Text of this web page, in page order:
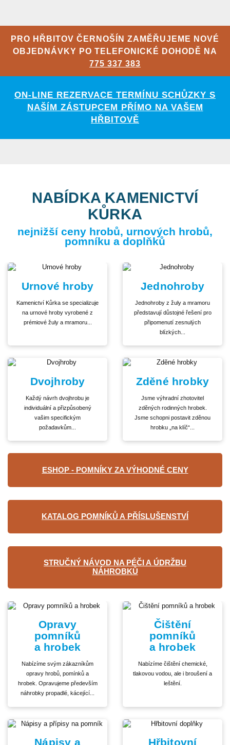
PRO HŘBITOV ČERNOŠÍN ZAMĚŘUJEME NOVÉ
OBJEDNÁVKY PO TELEFONICKÉ DOHODĚ NA
775 337 383
ON-LINE REZERVACE TERMÍNU SCHŮZKY S
NAŠÍM ZÁSTUPCEM PŘÍMO NA VAŠEM
HŘBITOVĚ
NABÍDKA KAMENICTVÍ
KŮRKA
nejnižší ceny hrobů, urnových hrobů,
pomníku a doplňků
Urnové hroby
Kamenictví Kůrka se specializuje
na urnové hroby vyrobené z
prémiové žuly a mramoru...
Jednohroby
Jednohroby z žuly a mramoru
představují důstojné řešení pro
připomenutí zesnulých
blízkých...
Dvojhroby
Každý návrh dvojhrobu je
individuální a přizpůsobený
vašim specifickým
požadavkům...
Zděné hrobky
Jsme výhradní zhotovitel
zděných rodinných hrobek.
Jsme schopni postavit zděnou
hrobku „na klíč“...
ESHOP - POMNÍKY ZA VÝHODNÉ CENY
KATALOG POMNÍKŮ A PŘÍSLUŠENSTVÍ
STRUČNÝ NÁVOD NA PÉČI A ÚDRŽBU
NÁHROBKŮ
Opravy
pomníků
a hrobek
Nabízíme svým zákazníkům
opravy hrobů, pomínků a
hrobek. Opravujeme především
náhrobky propadlé, kácející...
Čištění
pomníků
a hrobek
Nabízíme čištění chemické,
tlakovou vodou, ale i broušení a
leštění.
Nápisy a
Hřbitovní